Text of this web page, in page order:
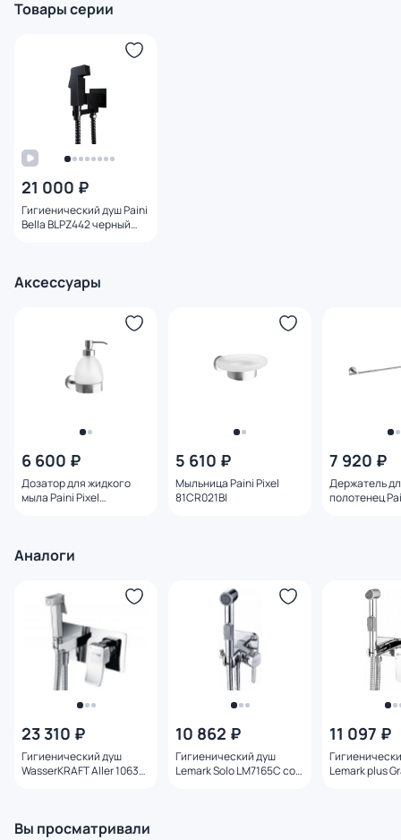
Товары серии
21 000 ₽
Гигиенический душ Paini
Bella BLPZ442 черный
Аксессуары
6 600 ₽
Дозатор для жидкого
мыла Paini Pixel
5 610 ₽
Мыльница Paini Pixel
81CR021BI
7 920 ₽
Держатель
полотенец
Аналоги
23 310 ₽
Гигиенический душ
WasserKRAFT Aller 10638
10 862 ₽
Гигиенический душ
Lemark Solo LM7165C со
11 097 ₽
Lemark plus
Вы просматривали